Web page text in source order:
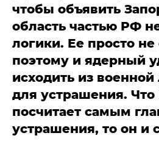
чтобы объявить
область частью РФ
логики. Ее просто не
поэтому и ядерный
исходить из военной
для устрашения. Что
посчитает самым
устрашения, то он и